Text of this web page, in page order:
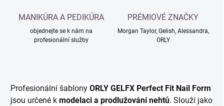
MANIKÚRA A PEDIKÚRA
objednejte se k nám na
profesionální služby
PRÉMIOVÉ ZNAČKY
Morgan Taylor, Gelish, Alessandra,
ORLY
Profesionální šablony ORLY GELFX Perfect Fit Nail Form
jsou určené k modelaci a prodlužování nehtů. Slouží jako